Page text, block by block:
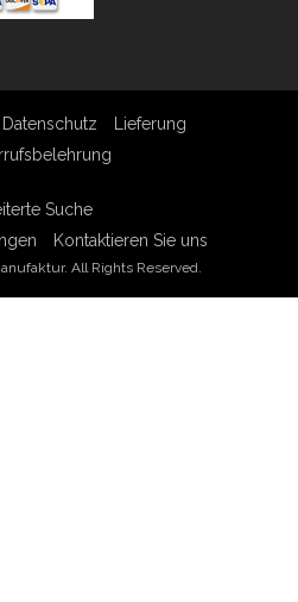
Datenschutz
Lieferung
Suche
Kontaktieren Sie uns
All Rights Reserved.